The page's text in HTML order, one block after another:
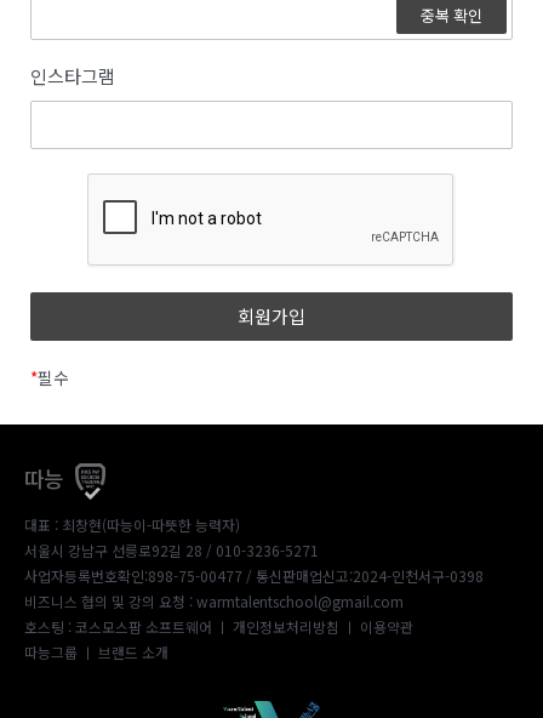
중복 확인
인스타그램
*필수
따능
대표 : 최창현(따능이-따뜻한 능력자)
서울시 강남구 선릉로92길 28 / 010-3236-5271
사업자등록번호확인:898-75-00477 / 통신판매업신고:2024-인천서구-0398
비즈니스 협의 및 강의 요청 : warmtalentschool@gmail.com
호스팅 : 코스모스팜 소프트웨어 ㅣ 개인정보처리방침 ㅣ 이용약관
따능그룹 ㅣ 브랜드 소개